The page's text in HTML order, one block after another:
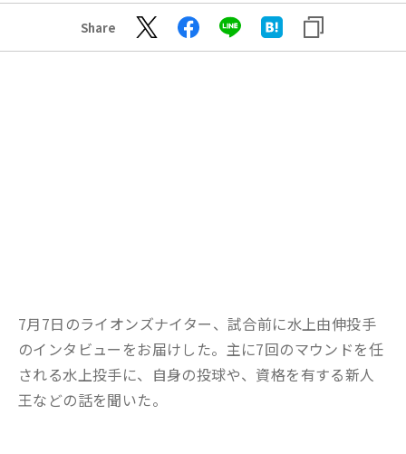
Share
7月7日のライオンズナイター、試合前に水上由伸投手
のインタビューをお届けした。主に7回のマウンドを任
される水上投手に、自身の投球や、資格を有する新人
王などの話を聞いた。